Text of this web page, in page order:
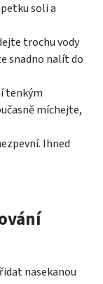
soli a
trochu vody
snadno nalít do
tenkým
míchejte,
Ihned
nasekanou